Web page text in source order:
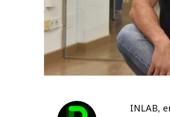
INLAB,